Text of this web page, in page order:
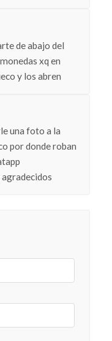
de abajo del
xq en
y los abren
una foto a la
por donde roban